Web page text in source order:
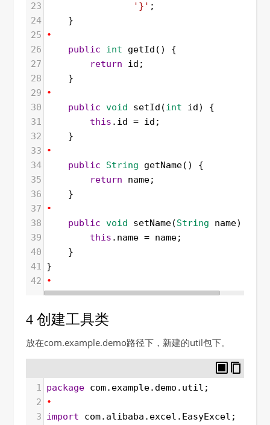
23
'}' ;
24
    }
25
•
26
public int getId () {
27
return id ;
28
    }
29
•
30
public void setId (int id ) {
31
this . id = id ;
32
    }
33
•
34
public String getName() {
35
return name;
36
    }
37
•
38
public void setName(String name) {
39
this . name = name;
40
    }
41 }
42
•
4 创建工具类
放在com.example.demo路径下，新建的util包下。
1 package com. example. demo . util ;
2
•
3 import com. alibaba . excel . EasyExcel ;